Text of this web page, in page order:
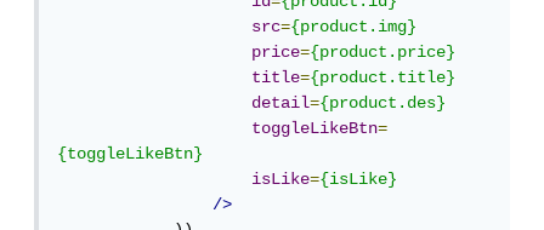
src={product.img}
price={product.price}
title={product.title}
detail={product.des}
toggleLikeBtn=
{toggleLikeBtn}
isLike={isLike}
/>